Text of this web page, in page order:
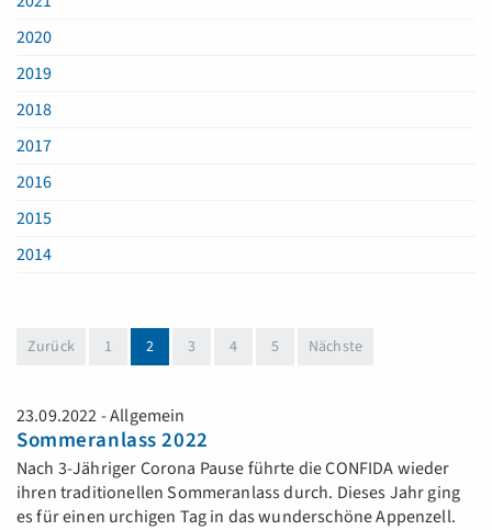
2020
2019
2018
2017
2016
2015
2014
Zurück 1 2(aktuell)
3 4 5 Nächste
23.09.2022 - Allgemein
Sommeranlass 2022
Nach 3-Jähriger Corona Pause führte die CONFIDA wieder
ihren traditionellen Sommeranlass durch. Dieses Jahr ging
es für einen urchigen Tag in das wunderschöne Appenzell.